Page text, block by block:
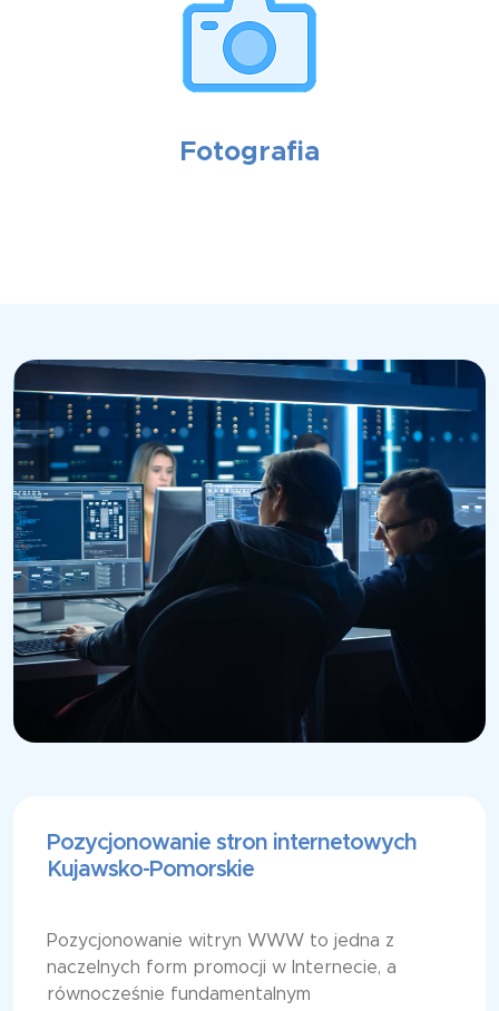
Fotografia
Pozycjonowanie stron internetowych
Kujawsko-Pomorskie
Pozycjonowanie witryn WWW to jedna z
naczelnych form promocji w Internecie, a
równocześnie fundamentalnym